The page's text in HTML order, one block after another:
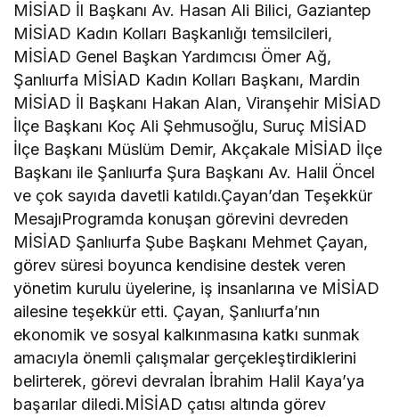
MİSİAD İl Başkanı Av. Hasan Ali Bilici, Gaziantep
MİSİAD Kadın Kolları Başkanlığı temsilcileri,
MİSİAD Genel Başkan Yardımcısı Ömer Ağ,
Şanlıurfa MİSİAD Kadın Kolları Başkanı, Mardin
MİSİAD İl Başkanı Hakan Alan, Viranşehir MİSİAD
İlçe Başkanı Koç Ali Şehmusoğlu, Suruç MİSİAD
İlçe Başkanı Müslüm Demir, Akçakale MİSİAD İlçe
Başkanı ile Şanlıurfa Şura Başkanı Av. Halil Öncel
ve çok sayıda davetli katıldı.Çayan’dan Teşekkür
MesajıProgramda konuşan görevini devreden
MİSİAD Şanlıurfa Şube Başkanı Mehmet Çayan,
görev süresi boyunca kendisine destek veren
yönetim kurulu üyelerine, iş insanlarına ve MİSİAD
ailesine teşekkür etti. Çayan, Şanlıurfa’nın
ekonomik ve sosyal kalkınmasına katkı sunmak
amacıyla önemli çalışmalar gerçekleştirdiklerini
belirterek, görevi devralan İbrahim Halil Kaya’ya
başarılar diledi.MİSİAD çatısı altında görev